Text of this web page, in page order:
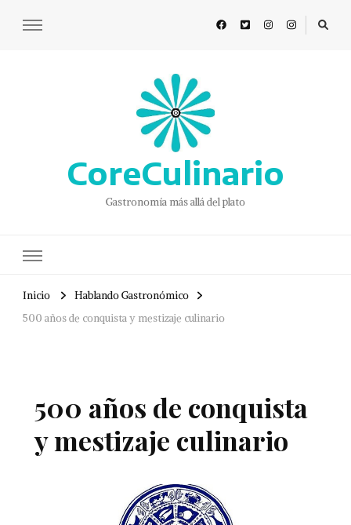
CoreCulinario
Gastronomía más allá del plato
Inicio
Hablando Gastronómico
500 años de conquista y mestizaje culinario
500 años de conquista
y mestizaje culinario